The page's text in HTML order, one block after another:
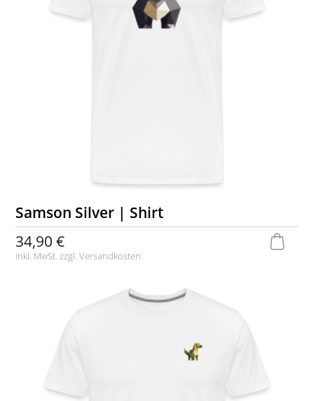
Samson Silver | Shirt
34,90 €
inkl. MwSt. zzgl.Versandkosten